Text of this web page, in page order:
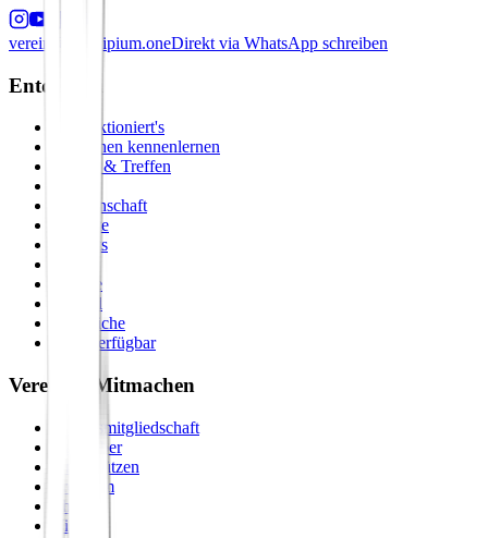
verein@principium.oneDirekt via WhatsApp schreiben
Entdecken
So funktioniert's
Menschen kennenlernen
Events & Treffen
Gemeinschaft
Formate
Retreats
Galerie
Journal
Vergleiche
Bald verfügbar
Verein & Mitmachen
Vereinsmitgliedschaft
Gastgeber
Unterstützen
Premium
Shop
Vision